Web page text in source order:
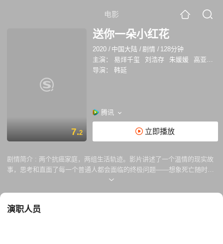
电影
7.2
送你一朵小红花
2020 / 中国大陆 /剧情 / 128分钟
主演：
易烊千玺 刘浩存 朱媛媛 高亚麟
导演：
韩延
腾讯
立即播放
剧情简介 : 两个抗癌家庭，两组生活轨迹。影片讲述了一个温情的现实故
事，思考和直面了每一个普通人都会面临的终极问题——想象死亡随时可
能到来，我们唯一要做的就是爱和珍惜。
演职人员